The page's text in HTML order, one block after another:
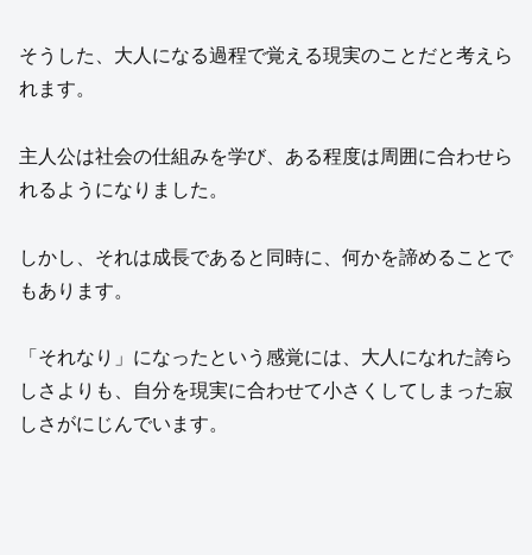
そうした、大人になる過程で覚える現実のことだと考えら
れます。
主人公は社会の仕組みを学び、ある程度は周囲に合わせら
れるようになりました。
しかし、それは成長であると同時に、何かを諦めることで
もあります。
「それなり」になったという感覚には、大人になれた誇ら
しさよりも、自分を現実に合わせて小さくしてしまった寂
しさがにじんでいます。